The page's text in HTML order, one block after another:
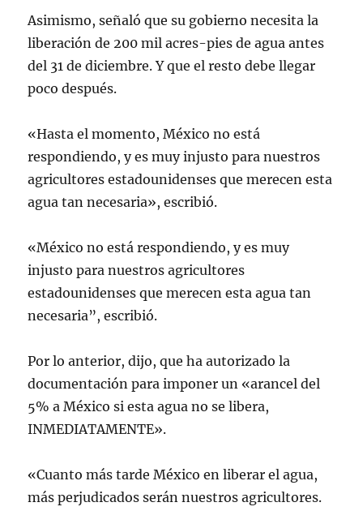
Asimismo, señaló que su gobierno necesita la
liberación de 200 mil acres-pies de agua antes
del 31 de diciembre. Y que el resto debe llegar
poco después.
«Hasta el momento, México no está
respondiendo, y es muy injusto para nuestros
agricultores estadounidenses que merecen esta
agua tan necesaria», escribió.
«México no está respondiendo, y es muy
injusto para nuestros agricultores
estadounidenses que merecen esta agua tan
necesaria”, escribió.
Por lo anterior, dijo, que ha autorizado la
documentación para imponer un «arancel del
5% a México si esta agua no se libera,
INMEDIATAMENTE».
«Cuanto más tarde México en liberar el agua,
más perjudicados serán nuestros agricultores.